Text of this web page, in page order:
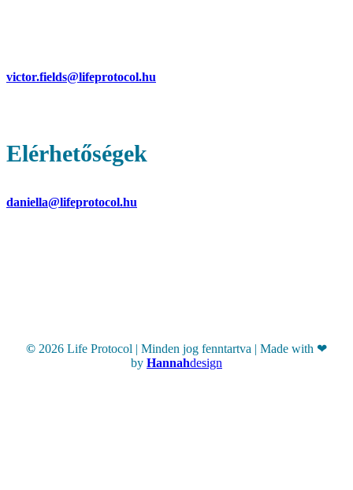
victor.fields@lifeprotocol.hu
Elérhetőségek
daniella@lifeprotocol.hu
© 2026 Life Protocol | Minden jog fenntartva | Made with ❤
by Hannahdesign